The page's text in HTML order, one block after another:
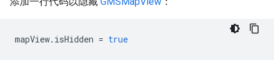
mapView. isHidden = true